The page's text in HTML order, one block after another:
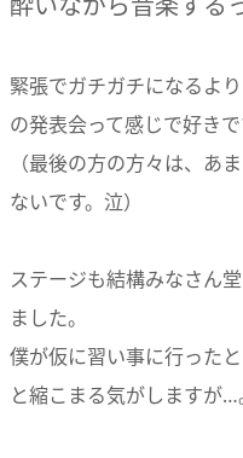
緊張でガチガチになるよ
の発表会って感じで好き
（最後の方の方々は、あ
ないです。泣）
ステージも結構みなさん
ました。
僕が仮に習い事に行った
と縮こまる気がしますが